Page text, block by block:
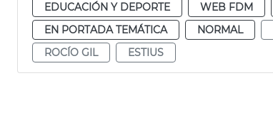
EDUCACIÓN Y DEPORTE WEB FDM
EN PORTADA TEMÁTICA
NORMAL
ROCÍO GIL
ESTIUS